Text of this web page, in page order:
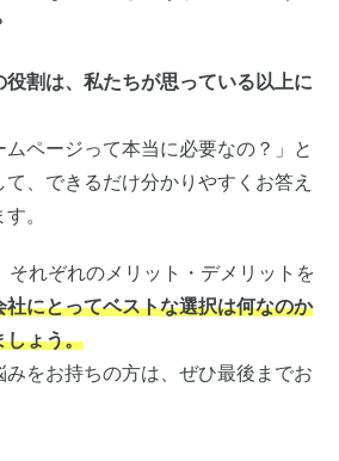
割は、私たちが思っている以上に
ページって本当に必要なの？」と
、できるだけ分かりやすくお答え
。
それぞれのメリット・デメリットを
社にとってベストな選択は何なのか
しょう。
をお持ちの方は、ぜひ最後までお